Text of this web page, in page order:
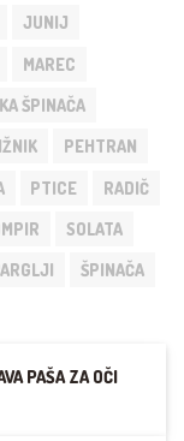
JUNIJ
MAREC
ŠPINAČA
PEHTRAN
PTICE RADIČ
SOLATA
ŠPINAČA
PAŠA ZA OČI